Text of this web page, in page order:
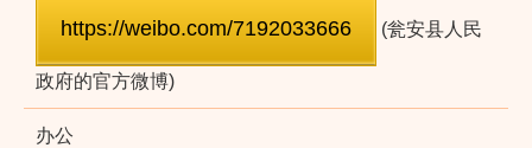
(瓮安县人民
政府的官方微博)
办公